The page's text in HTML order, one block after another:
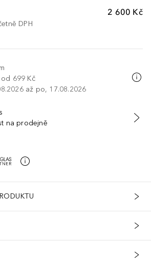
2 600 Kč
DPH
699 Kč
až po, 17.08.2026
PŘIDAT DO KOŠÍKU
na prodejně